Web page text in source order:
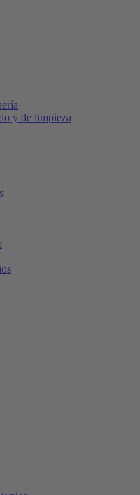
y de limpieza